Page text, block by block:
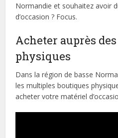
Normandie et souhaitez avoir
d’occasion ? Focus.
Acheter auprès
physiques
Dans la région de basse
les multiples boutiques
acheter votre matériel